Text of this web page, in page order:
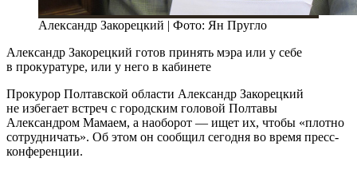
Александр Закорецкий | Фото: Ян Пругло
Александр Закорецкий готов принять мэра или у себе
в прокуратуре, или у него в кабинете
Прокурор Полтавской области Александр Закорецкий
не избегает встреч с городским головой Полтавы
Александром Мамаем, а наоборот — ищет их, чтобы «плотно
сотрудничать». Об этом он сообщил сегодня во время пресс-
конференции.